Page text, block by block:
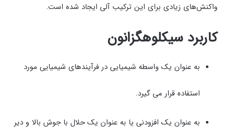
واکنش‌های زیادی برای این ترکیب آلی ایجاد شده است.
کاربرد سیکلوهگزانون
به عنوان یک واسطه شیمیایی در فرآیندهای شیمیایی مورد
استفاده قرار می گیرد.
به عنوان یک افزودنی یا به عنوان یک حلال با جوش بالا و دیر